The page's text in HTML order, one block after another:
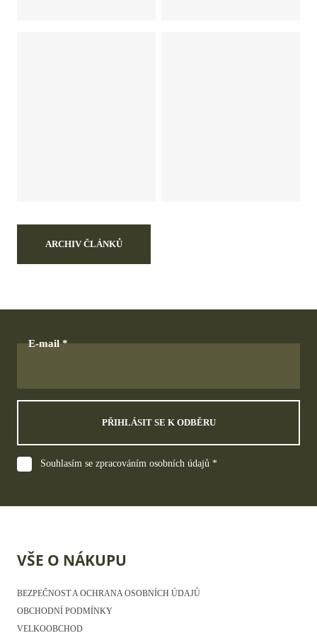
ARCHIV ČLÁNKŮ
E-mail
PŘIHLÁSIT SE K ODBĚRU
Souhlasím se zpracováním osobních údajů *
VŠE O NÁKUPU
BEZPEČNOST A OCHRANA OSOBNÍCH ÚDAJŮ
OBCHODNÍ PODMÍNKY
VELKOOBCHOD